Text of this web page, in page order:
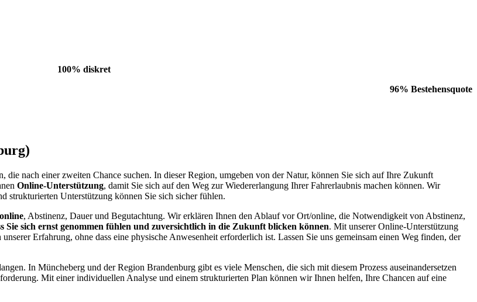
100% diskret
96% Bestehensquote
nach einer zweiten Chance suchen. In dieser Region, umgeben von der Natur, können Sie sich auf Ihre Zukunft
Online-Unterstützung, damit Sie sich auf den Weg zur Wiedererlangung Ihrer Fahrerlaubnis machen können. Wir
strukturierten Unterstützung können Sie sich sicher fühlen.
online, Abstinenz, Dauer und Begutachtung. Wir erklären Ihnen den Ablauf vor Ort/online, die Notwendigkeit von Abstinenz,
Sie sich ernst genommen fühlen und zuversichtlich in die Zukunft blicken können. Mit unserer Online-Unterstützung
Erfahrung, ohne dass eine physische Anwesenheit erforderlich ist. Lassen Sie uns gemeinsam einen Weg finden, der
In Müncheberg und der Region Brandenburg gibt es viele Menschen, die sich mit diesem Prozess auseinandersetzen
Mit einer individuellen Analyse und einem strukturierten Plan können wir Ihnen helfen, Ihre Chancen auf eine